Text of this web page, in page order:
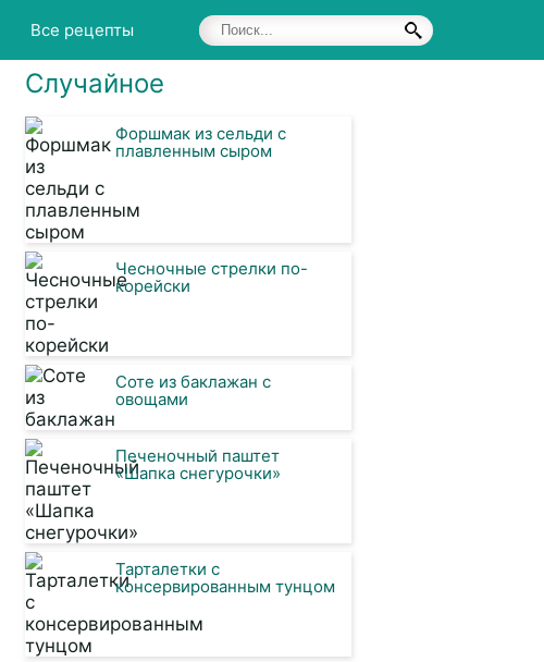
Все рецепты
Случайное
Форшмак из сельди с
плавленным сыром
Чесночные стрелки по-
корейски
Соте из баклажан с
овощами
Печеночный паштет
«Шапка снегурочки»
Тарталетки с
консервированным тунцом